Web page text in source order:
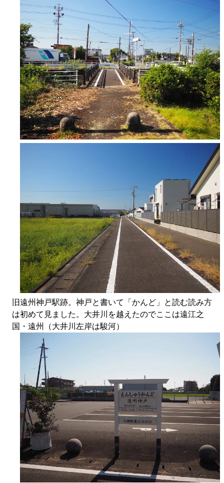
旧遠州神戸駅跡。神戸と書いて「かんど」と読む読み方
は初めて見ました。大井川を越えたのでここは遠江之
国・遠州（大井川左岸は駿河）